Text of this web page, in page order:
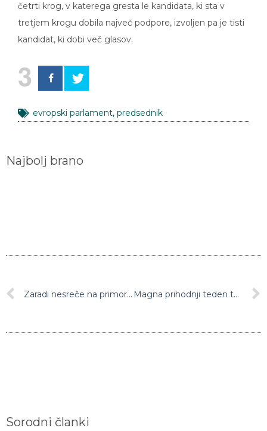
četrti krog, v katerega gresta le kandidata, ki sta v
tretjem krogu dobila največ podpore, izvoljen pa je tisti
kandidat, ki dobi več glasov.
3
evropski parlament, predsednik
Najbolj brano
Zaradi nesreče na primorski avtocesti 12-kilometrski zastoj Magna prihodnji teden tudi uradno odpira hoško lakirnico
Sorodni članki